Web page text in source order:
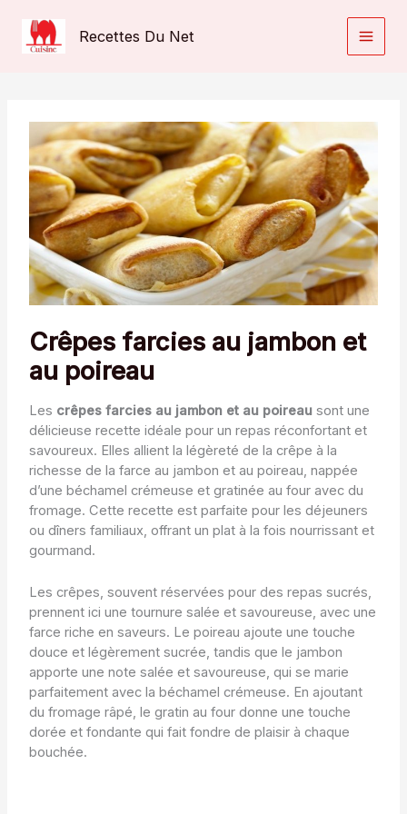
contenu
Recettes Du Net
Crêpes farcies au jambon et
au poireau
Les crêpes farcies au jambon et au poireausont une
délicieuse recette idéale pour un repas réconfortant et
savoureux. Elles allient la légèreté de la crêpe à la
richesse de la farce au jambon et au poireau, nappée
d’une béchamel crémeuse et gratinée au four avec du
fromage. Cette recette est parfaite pour les déjeuners
ou dîners familiaux, offrant un plat à la fois nourrissant et
gourmand.
Les crêpes, souvent réservées pour des repas sucrés,
prennent ici une tournure salée et savoureuse, avec une
farce riche en saveurs. Le poireau ajoute une touche
douce et légèrement sucrée, tandis que le jambon
apporte une note salée et savoureuse, qui se marie
parfaitement avec la béchamel crémeuse. En ajoutant
du fromage râpé, le gratin au four donne une touche
dorée et fondante qui fait fondre de plaisir à chaque
bouchée.